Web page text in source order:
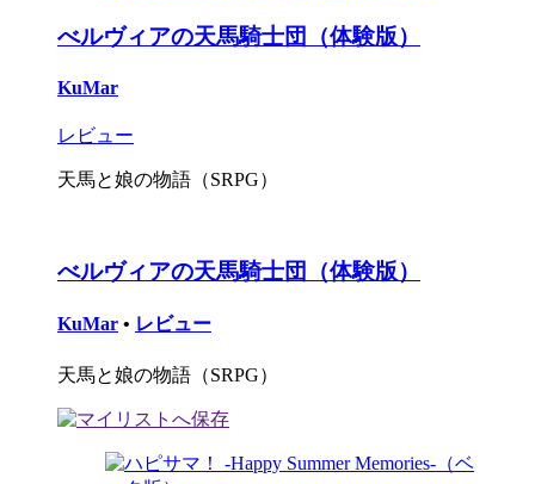
べルヴィアの天馬騎士団（体験版）
KuMar
レビュー
天馬と娘の物語（SRPG）
べルヴィアの天馬騎士団（体験版）
KuMar • レビュー
天馬と娘の物語（SRPG）